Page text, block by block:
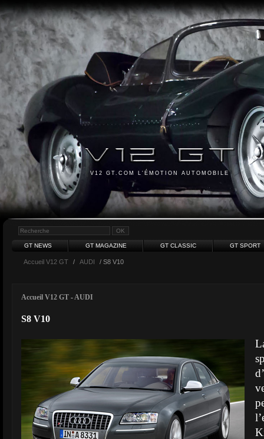
V12 GT.COM L'ÉMOTION AUTOMOBILE
GT NEWS GT MAGAZINE GT CLASSIC GT SPORT
Accueil V12 GT / AUDI / S8 V10
Accueil V12 GT -AUDI
S8 V10